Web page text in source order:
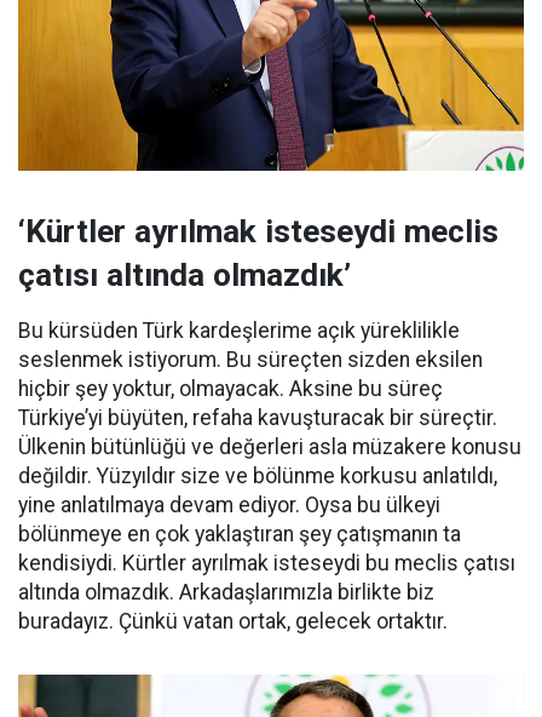
‘Kürtler ayrılmak isteseydi meclis
çatısı altında olmazdık’
Bu kürsüden Türk kardeşlerime açık yüreklilikle
seslenmek istiyorum. Bu süreçten sizden eksilen
hiçbir şey yoktur, olmayacak. Aksine bu süreç
Türkiye’yi büyüten, refaha kavuşturacak bir süreçtir.
Ülkenin bütünlüğü ve değerleri asla müzakere konusu
değildir. Yüzyıldır size ve bölünme korkusu anlatıldı,
yine anlatılmaya devam ediyor. Oysa bu ülkeyi
bölünmeye en çok yaklaştıran şey çatışmanın ta
kendisiydi. Kürtler ayrılmak isteseydi bu meclis çatısı
altında olmazdık. Arkadaşlarımızla birlikte biz
buradayız. Çünkü vatan ortak, gelecek ortaktır.